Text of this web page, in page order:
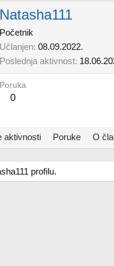
Natasha111
Početnik
Učlanjen 08.09.2022.
Poslednja aktivnost
Poruka
0
aktivnosti Poruke O
profilu.